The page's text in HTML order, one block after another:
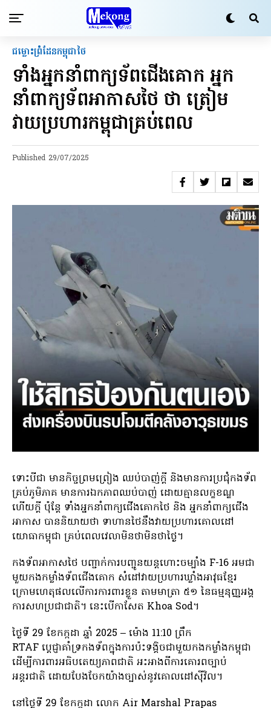
ជម្លោះព្រំដែនកម្ពុជាថៃ
ទាំងអ្នកនាំពាក្យទ័ពជើងគោក អ្នក
នាំពាក្យទ័ពអាកាសថៃ ថា ត្រៀម
វាយប្រហារកម្ពុជាគ្រប់ពេល
Published 29/07/2025
ទោះបីជា មានកិច្ចព្រមព្រៀង ឈប់បាញ់ក្តី និងមានការប្រជុំកងទ័ព
គ្រប់ភូមិភាគ មានការឯកភាពឈប់បាញ់ ដោយគ្មានលក្ខខណ្ឌ
ហើយក្តី ប៉ុន្តែ ទាំងអ្នកនាំពាក្យជើងគោកថៃ និង អ្នកនាំពាក្យជើង
អាកាស បាននិយាយថា ទាហានថៃនឹងវាយប្រហារគោលដៅ
យោធាកម្ពុជា គ្រប់ពេលវេលាមិនថាមិនថាថ្ងៃ។
កងទ័ពអាកាសថៃ បញ្ជាក់ការបញ្ជូនយន្តហោះចម្បាំង F-16 អមជា
មួយកងកម្លាំងទ័ពជើងគោក សំដៅវាយប្រហារឃ្លាំងអាវុធខ្មែរ
ក្រោមហេតុផលលើការការពារខ្លួន តាមមាត្រា ៥១ នៃធម្មនុញ្ញអង្គ
ការសហប្រជាជាតិ។ នេះបើកាសែត Khoa Sod។
ថ្ងៃទី 29 ខែកក្កដា ឆ្នាំ 2025 – ម៉ោង 11:10 ព្រឹក
RTAF ប្តេជ្ញា​គាំទ្រ​កងទ័ព​ក្នុងការ​ប៉ះទង្គិច​ជាមួយ​កងកម្លាំង​កម្ពុជា​
ដើម្បី​ការពារ​អធិបតេយ្យភាព​ជាតិ អះអាង​ពី​ការ​គោរព​ច្បាប់​
អន្តរជាតិ ដោយ​បែងចែក​យ៉ាងច្បាស់​នូវ​គោលដៅ​ស៊ីវិល។
នៅថ្ងៃទី 29 ខែកក្កដា លោក Air Marshal Prapas